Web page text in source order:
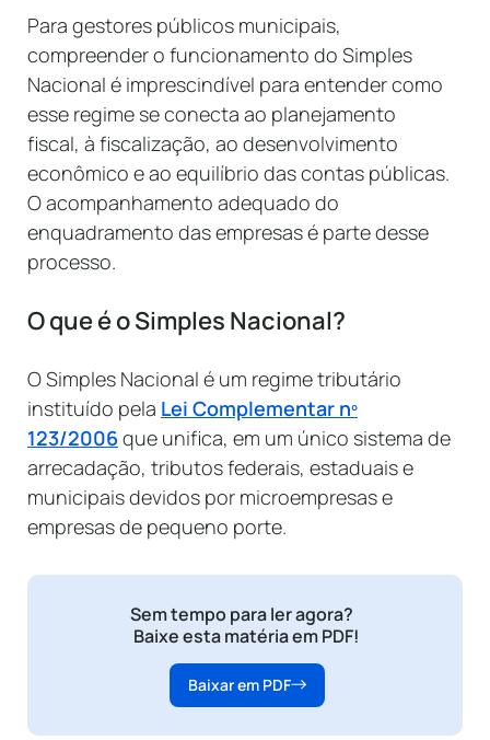
Para gestores públicos municipais,
compreender o funcionamento do Simples
Nacional é imprescindível para entender como
esse regime se conecta ao planejamento
fiscal, à fiscalização, ao desenvolvimento
econômico e ao equilíbrio das contas públicas.
O acompanhamento adequado do
enquadramento das empresas é parte desse
processo.
O que é o Simples Nacional?
O Simples Nacional é um regime tributário
instituído pela Lei Complementar nº
123/2006que unifica, em um único sistema de
arrecadação, tributos federais, estaduais e
municipais devidos por microempresas e
empresas de pequeno porte.
Sem tempo para ler agora?
Baixe esta matéria em PDF!
Baixar em PDF